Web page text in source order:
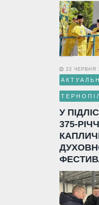
22 ЧЕРВНЯ
У
375-